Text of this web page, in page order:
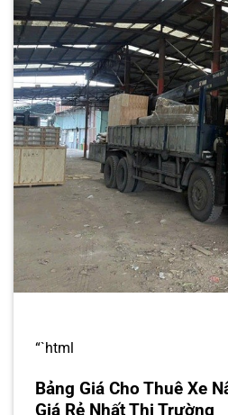
“`html
Bảng Giá Cho Thuê Xe
Giá Rẻ Nhất Thị Trường